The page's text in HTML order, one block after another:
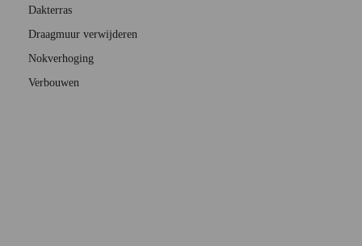
Dakterras
Draagmuur verwijderen
Nokverhoging
Verbouwen